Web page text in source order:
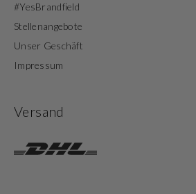
#YesBrandfield
Stellenangebote
Unser Geschäft
Impressum
Versand